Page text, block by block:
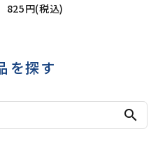
825円(税込)
を探す
search